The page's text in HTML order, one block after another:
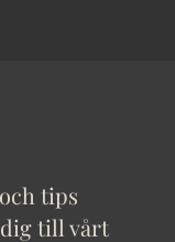
tips
till vårt